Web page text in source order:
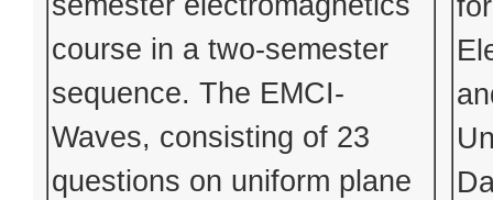
course in a two-semester
sequence. The EMCI-
Waves, consisting of 23
questions on uniform plane